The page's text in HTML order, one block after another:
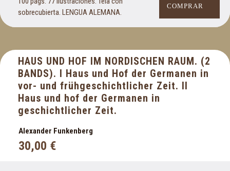
sobrecubierta. LENGUA ALEMANA.
COMPRAR
HAUS UND HOF IM NORDISCHEN RAUM. (2
BANDS). I Haus und Hof der Germanen in
vor- und frühgeschichtlicher Zeit. II
Haus und hof der Germanen in
geschichtlicher Zeit.
Alexander Funkenberg
30,00 €